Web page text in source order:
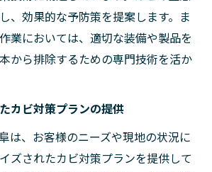
、効果的な予防策を提案します。ま
業においては、適切な装備や製品を
から排除するための専門技術を活か
カビ対策プランの提供
は、お客様のニーズや現地の状況に
ズされたカビ対策プランを提供して